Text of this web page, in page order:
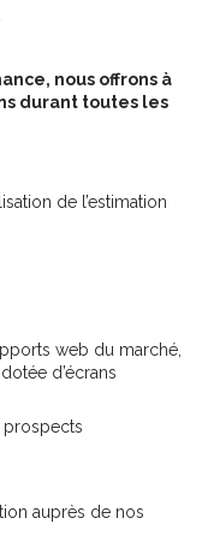
nous offrons à
durant toutes les
de l’estimation
web du marché,
d’écrans
prospects
auprès de nos